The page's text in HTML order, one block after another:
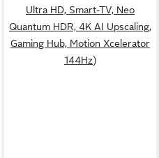
Ultra HD, Smart-TV, Neo
Quantum HDR, 4K AI Upscaling,
Gaming Hub, Motion Xcelerator
144Hz)